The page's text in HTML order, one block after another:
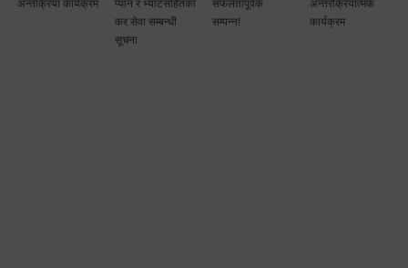
प्यान र भ्याटसहितका
सफलतापूर्वक
सम्पन्न!
अन्तरक्रियात्मक
कार्यक्रम
प्रतियोगिता २०८३